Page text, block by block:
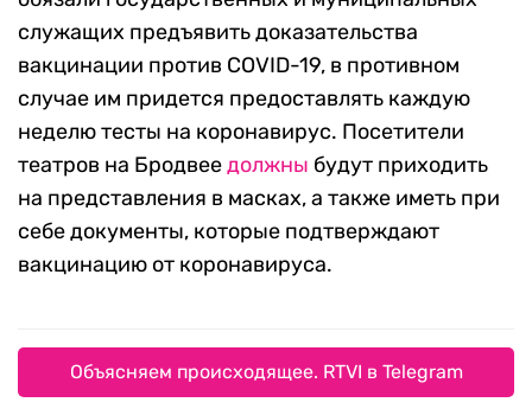
служащих предъявить доказательства
вакцинации против COVID-19, в противном
случае им придется предоставлять каждую
неделю тесты на коронавирус. Посетители
театров на Бродвеедолжны будут приходить
на представления в масках, а также иметь при
себе документы, которые подтверждают
вакцинацию от коронавируса.
Объясняем происходящее. RTVI в Telegram